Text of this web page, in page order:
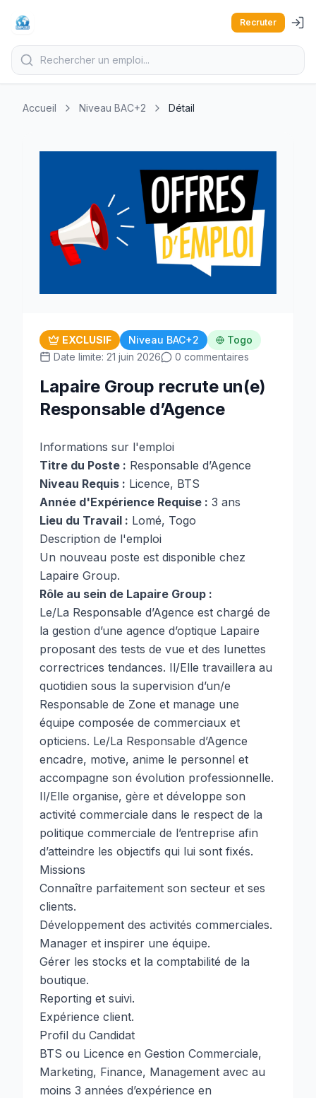
Recruter
Accueil Niveau BAC+2 Détail
EXCLUSIF Niveau BAC+2
Togo
Date limite: 21 juin 2026
0 commentaires
Lapaire Group recrute un(e)
Responsable d’Agence
Informations sur l'emploi
Titre du Poste : Responsable d’Agence
Niveau Requis : Licence, BTS
Année d'Expérience Requise : 3 ans
Lieu du Travail : Lomé, Togo
Description de l'emploi
Un nouveau poste est disponible chez
Lapaire Group.
Rôle au sein de Lapaire Group :
Le/La Responsable d’Agence est chargé de
la gestion d’une agence d’optique Lapaire
proposant des tests de vue et des lunettes
correctrices tendances. Il/Elle travaillera au
quotidien sous la supervision d’un/e
Responsable de Zone et manage une
équipe composée de commerciaux et
opticiens. Le/La Responsable d’Agence
encadre, motive, anime le personnel et
accompagne son évolution professionnelle.
Il/Elle organise, gère et développe son
activité commerciale dans le respect de la
politique commerciale de l’entreprise afin
d’atteindre les objectifs qui lui sont fixés.
Missions
Connaître parfaitement son secteur et ses
clients.
Développement des activités commerciales.
Manager et inspirer une équipe.
Gérer les stocks et la comptabilité de la
boutique.
Reporting et suivi.
Expérience client.
Profil du Candidat
BTS ou Licence en Gestion Commerciale,
Marketing, Finance, Management avec au
moins 3 années d’expérience en